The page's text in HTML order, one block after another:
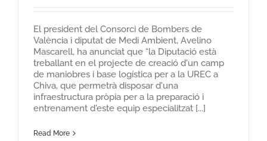
El president del Consorci de Bombers de
València i diputat de Medi Ambient, Avelino
Mascarell, ha anunciat que “la Diputació està
treballant en el projecte de creació d'un camp
de maniobres i base logística per a la UREC a
Chiva, que permetrà disposar d'una
infraestructura pròpia per a la preparació i
entrenament d'este equip especialitzat [...]
Read More